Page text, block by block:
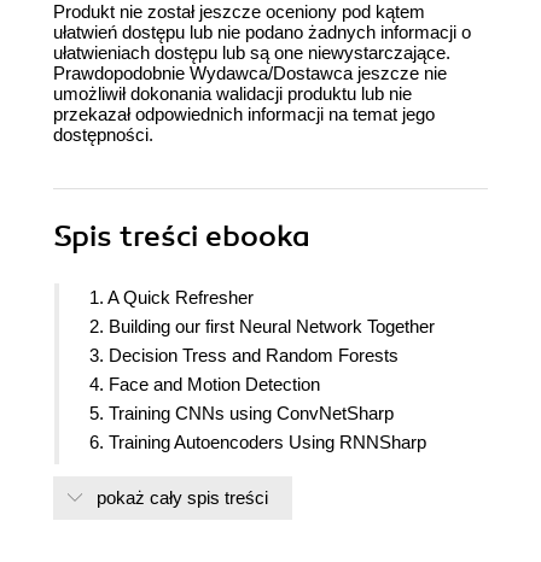
Produkt nie został jeszcze oceniony pod kątem
ułatwień dostępu lub nie podano żadnych informacji o
ułatwieniach dostępu lub są one niewystarczające.
Prawdopodobnie Wydawca/Dostawca jeszcze nie
umożliwił dokonania walidacji produktu lub nie
przekazał odpowiednich informacji na temat jego
dostępności.
Spis treści ebooka
1. A Quick Refresher
2. Building our first Neural Network Together
3. Decision Tress and Random Forests
4. Face and Motion Detection
5. Training CNNs using ConvNetSharp
6. Training Autoencoders Using RNNSharp
8. Function Optimizations; How and Why
pokaż cały spis treści